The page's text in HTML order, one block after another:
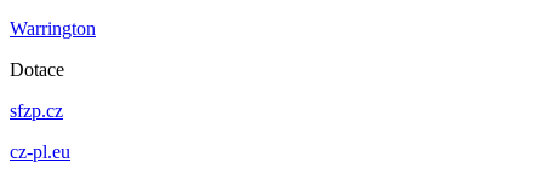
Warrington
Dotace
sfzp.cz
cz-pl.eu